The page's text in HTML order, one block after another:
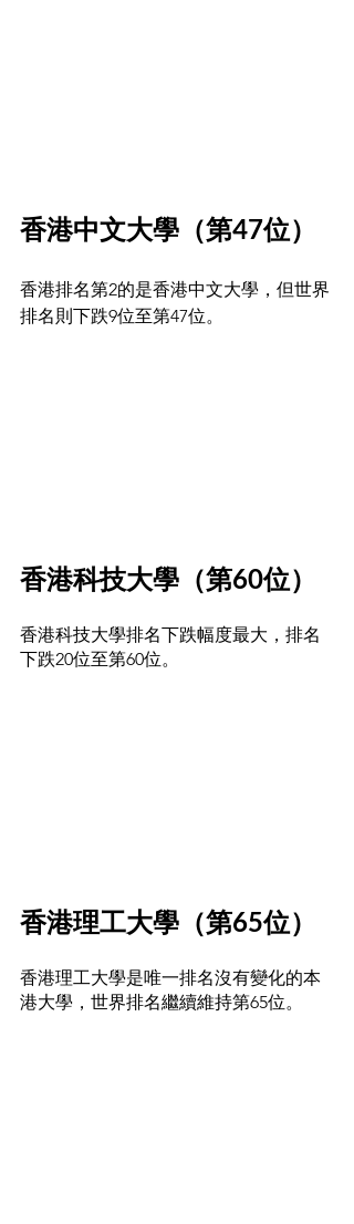
香港中文大學（第47位）
香港排名第2的是香港中文大學，但世界
排名則下跌9位至第47位。
香港科技大學（第60位）
香港科技大學排名下跌幅度最大，排名
下跌20位至第60位。
香港理工大學（第65位）
香港理工大學是唯一排名沒有變化的本
港大學，世界排名繼續維持第65位。